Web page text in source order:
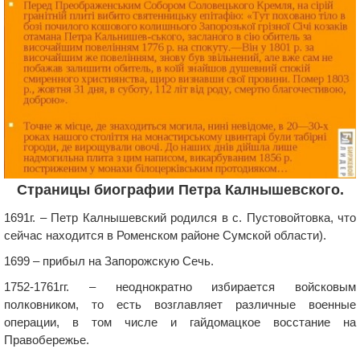
Страницы биографии Петра Калнышевского.
1691г. – Петр Калнышевский родился в с. Пустовойтовка, что
сейчас находится в Роменском районе Сумской области).
1699 – прибыл на Запорожскую Сечь.
1752-1761гг. – неоднократно избирается войсковым
полковником, то есть возглавляет различные военные
операции, в том числе и гайдомацкое восстание на
Правобережье.